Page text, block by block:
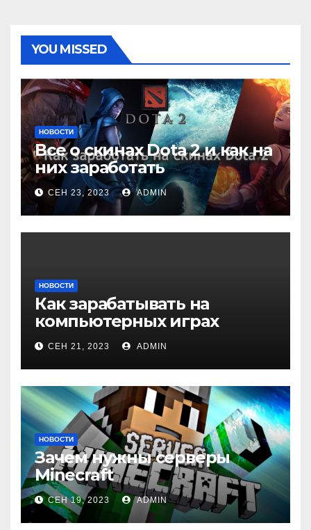
YOU MISSED
НОВОСТИ
Все о скинах Dota 2 и как на
них заработать
СЕН 23, 2023 ADMIN
НОВОСТИ
Как зарабатывать на
компьютерных играх
СЕН 21, 2023 ADMIN
НОВОСТИ
Зачем нужны серверы
Minecraft
СЕН 19, 2023 ADMIN